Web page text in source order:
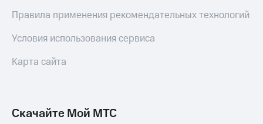
Правила применения рекомендательных технологий
Условия использования сервиса
Карта сайта
Скачайте Мой МТС